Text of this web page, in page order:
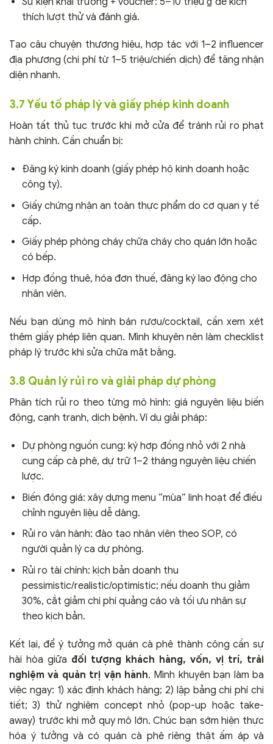
thích lượt thử và đánh giá.
Tạo câu chuyện thương hiệu, hợp tác với 1–2 influencer
địa phương (chi phí từ 1–5 triệu/chiến dịch) để tăng nhận
diện nhanh.
3.7 Yếu tố pháp lý và giấy phép kinh doanh
Hoàn tất thủ tục trước khi mở cửa để tránh rủi ro phạt
hành chính. Cần chuẩn bị:
Đăng ký kinh doanh (giấy phép hộ kinh doanh hoặc
công ty).
Giấy chứng nhận an toàn thực phẩm do cơ quan y tế
cấp.
Giấy phép phòng cháy chữa cháy cho quán lớn hoặc
có bếp.
Hợp đồng thuê, hóa đơn thuế, đăng ký lao động cho
nhân viên.
Nếu bạn dùng mô hình bán rượu/cocktail, cần xem xét
thêm giấy phép liên quan. Mình khuyên nên làm checklist
pháp lý trước khi sửa chữa mặt bằng.
3.8 Quản lý rủi ro và giải pháp dự phòng
Phân tích rủi ro theo từng mô hình: giá nguyên liệu biến
động, cạnh tranh, dịch bệnh. Ví dụ giải pháp:
Dự phòng nguồn cung: ký hợp đồng nhỏ với 2 nhà
cung cấp cà phê, dự trữ 1–2 tháng nguyên liệu chiến
lược.
Biến động giá: xây dựng menu “mùa” linh hoạt để điều
chỉnh nguyên liệu dễ dàng.
Rủi ro vận hành: đào tạo nhân viên theo SOP, có
người quản lý ca dự phòng.
Rủi ro tài chính: kịch bản doanh thu
pessimistic/realistic/optimistic; nếu doanh thu giảm
30%, cắt giảm chi phí quảng cáo và tối ưu nhân sự
theo kịch bản.
Kết lại, để ý tưởng mở quán cà phê thành công cần sự
hài hòa giữa đối tượng khách hàng, vốn, vị trí, trải
nghiệm và quản trị vận hành. Mình khuyên bạn làm ba
việc ngay: 1) xác định khách hàng; 2) lập bảng chi phí chi
tiết; 3) thử nghiệm concept nhỏ (pop-up hoặc take-
away) trước khi mở quy mô lớn. Chúc bạn sớm hiện thực
hóa ý tưởng và có quán cà phê riêng thật ấm áp và